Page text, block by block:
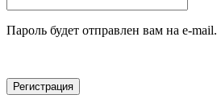
Пароль будет отправлен вам на e-mail.